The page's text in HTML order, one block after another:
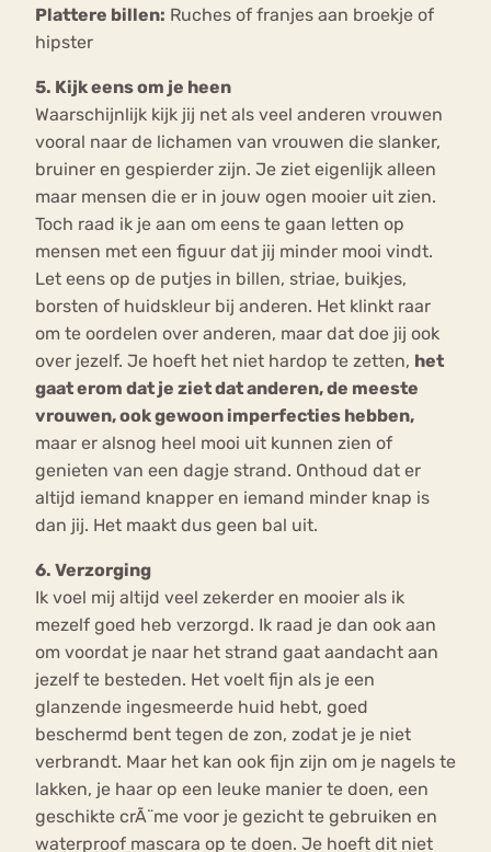
Plattere billen: Ruches of franjes aan broekje of
hipster
5. Kijk eens om je heen
Waarschijnlijk kijk jij net als veel anderen vrouwen
vooral naar de lichamen van vrouwen die slanker,
bruiner en gespierder zijn. Je ziet eigenlijk alleen
maar mensen die er in jouw ogen mooier uit zien.
Toch raad ik je aan om eens te gaan letten op
mensen met een figuur dat jij minder mooi vindt.
Let eens op de putjes in billen, striae, buikjes,
borsten of huidskleur bij anderen. Het klinkt raar
om te oordelen over anderen, maar dat doe jij ook
over jezelf. Je hoeft het niet hardop te zetten, het
gaat erom dat je ziet dat anderen, de meeste
vrouwen, ook gewoon imperfecties hebben,
maar er alsnog heel mooi uit kunnen zien of
genieten van een dagje strand. Onthoud dat er
altijd iemand knapper en iemand minder knap is
dan jij. Het maakt dus geen bal uit.
6. Verzorging
Ik voel mij altijd veel zekerder en mooier als ik
mezelf goed heb verzorgd. Ik raad je dan ook aan
om voordat je naar het strand gaat aandacht aan
jezelf te besteden. Het voelt fijn als je een
glanzende ingesmeerde huid hebt, goed
beschermd bent tegen de zon, zodat je je niet
verbrandt. Maar het kan ook fijn zijn om je nagels te
lakken, je haar op een leuke manier te doen, een
geschikte crÃ¨me voor je gezicht te gebruiken en
waterproof mascara op te doen. Je hoeft dit niet